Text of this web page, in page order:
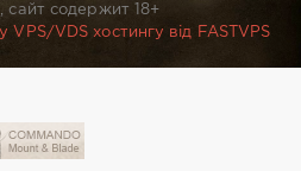
сайт содержит 18+
VDS хостингу від FASTVPS